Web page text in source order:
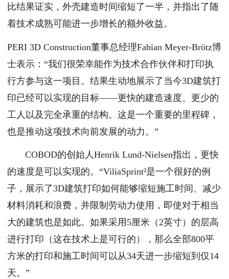
比结果证实，外壳建造时间缩短了一半，并指出了随
着技术成熟可能进一步增长的额外收益。
PERI 3D Construction董事总经理Fabian Meyer-Brötz博
士表示：“我们很荣幸能作为技术合作伙伴和打印执
行方参与这一项目。结果生动地展示了当今3D建筑打
印已经可以实现的目标——更快的建造速度、更少的
工人以及完全承重的结构。这是一个重要的里程碑，
也是推动这项技术向前发展的动力。”
COBOD的创始人Henrik Lund-Nielsen指出，更快
的速度是可以实现的。“ViliaSprint²是一个很好的例
子，展示了3D建筑打印如何能够缩短施工时间、减少
材料消耗和浪费，并限制劳动力使用，即使对于相当
大的建筑也是如此。如果采用5厘米（2英寸）的层高
进行打印（这在技术上是可行的），那么全部800平
方米的打印和施工时间可以从34天进一步缩短到仅14
天。”